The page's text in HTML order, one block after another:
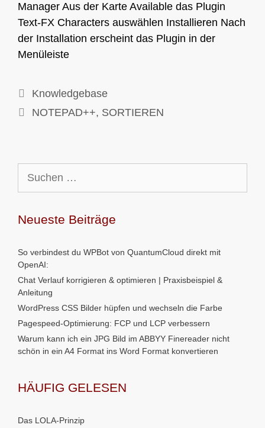
Manager Aus der Karte Available das Plugin
Text-FX Characters auswählen Installieren Nach
der Installation erscheint das Plugin in der
Menüleiste
Kategorien
Knowledgebase
Schlagwörter
NOTEPAD++, SORTIEREN
nach:
Neueste Beiträge
So verbindest du WPBot von QuantumCloud direkt mit
OpenAI:
Chat Verlauf korrigieren & optimieren | Praxisbeispiel &
Anleitung
WordPress CSS Bilder hüpfen und wechseln die Farbe
Pagespeed-Optimierung: FCP und LCP verbessern
Warum kann ich ein JPG Bild im ABBYY Finereader nicht
schön in ein A4 Format ins Word Format konvertieren
HÄUFIG GELESEN
Das LOLA-Prinzip